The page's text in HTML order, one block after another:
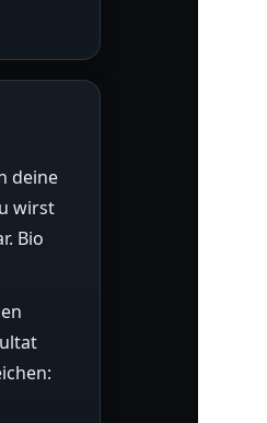
deine
wirst
Bio